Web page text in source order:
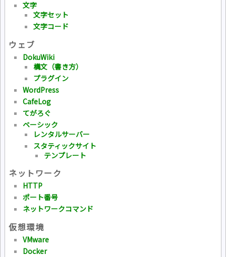
文字
文字セット
文字コード
ウェブ
DokuWiki
構文（書き方）
プラグイン
WordPress
CafeLog
てがろぐ
ベーシック
レンタルサーバー
スタティックサイト
テンプレート
ネットワーク
HTTP
ポート番号
ネットワークコマンド
仮想環境
VMware
Docker